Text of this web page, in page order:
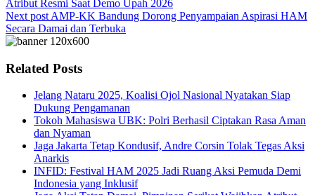
Atribut Resmi Saat Demo Upah 2026
Next post AMP-KK Bandung Dorong Penyampaian Aspirasi HAM
Secara Damai dan Terbuka
Related Posts
Jelang Nataru 2025, Koalisi Ojol Nasional Nyatakan Siap
Dukung Pengamanan
Tokoh Mahasiswa UBK: Polri Berhasil Ciptakan Rasa Aman
dan Nyaman
Jaga Jakarta Tetap Kondusif, Andre Corsin Tolak Tegas Aksi
Anarkis
INFID: Festival HAM 2025 Jadi Ruang Aksi Pemuda Demi
Indonesia yang Inklusif